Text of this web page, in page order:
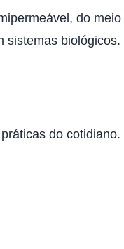
do
sistemas biológicos.
do